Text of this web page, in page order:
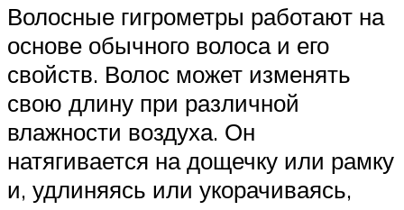
Волосные гигрометры работают на
основе обычного волоса и его
свойств. Волос может изменять
свою длину при различной
влажности воздуха. Он
натягивается на дощечку или рамку
и, удлиняясь или укорачиваясь,